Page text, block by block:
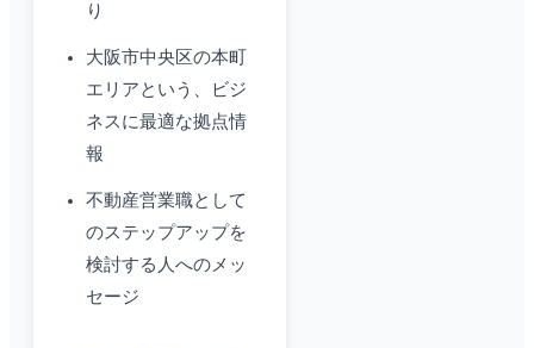
り
大阪市中央区の本町
エリアという、ビジ
ネスに最適な拠点情
報
不動産営業職として
のステップアップを
検討する人へのメッ
セージ